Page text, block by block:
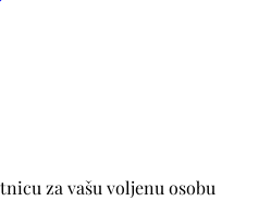
za vašu voljenu osobu